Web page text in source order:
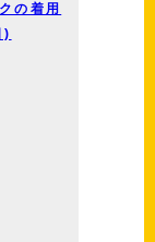
の着用
)